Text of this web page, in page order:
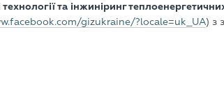
та інжиніринг
gizukraine/?locale=uk_UA) з